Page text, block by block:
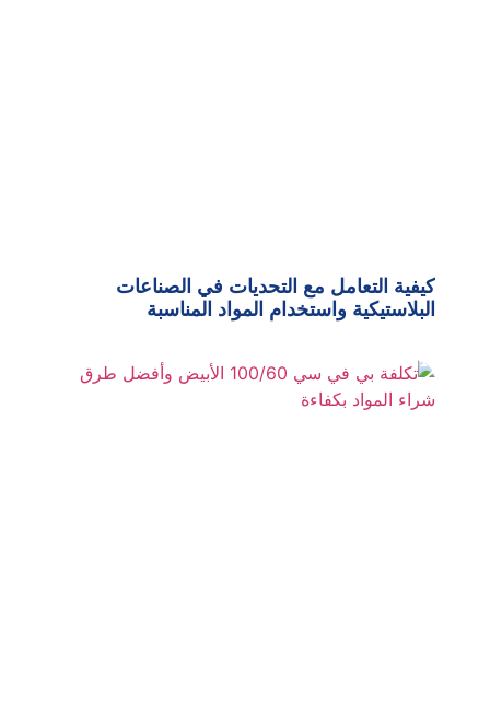
كيفية التعامل مع التحديات في الصناعات
البلاستيكية واستخدام المواد المناسبة